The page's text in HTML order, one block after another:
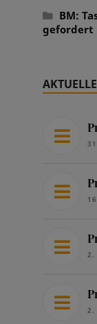
BM:
gefordert
2.
2.